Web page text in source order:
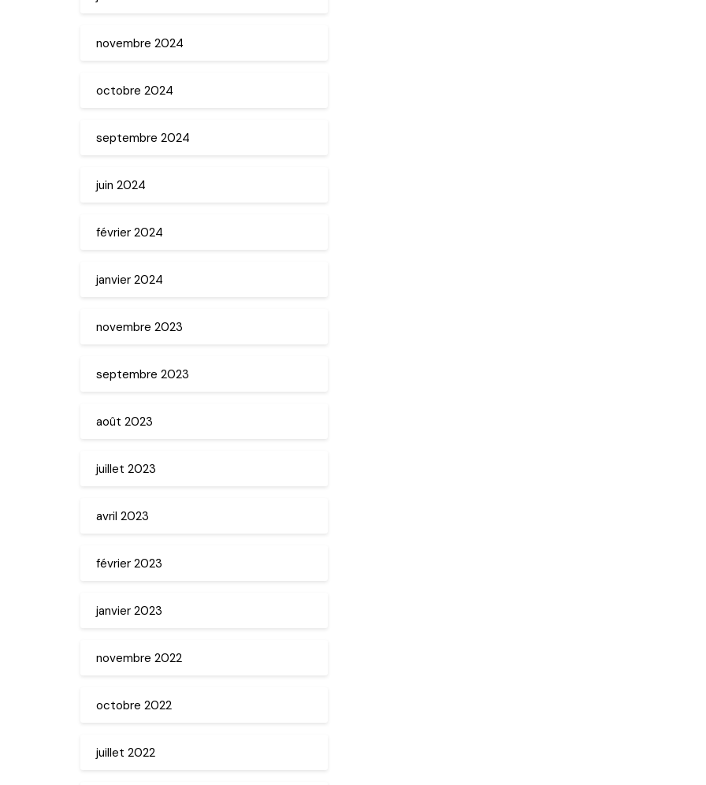
novembre 2024
octobre 2024
septembre 2024
juin 2024
février 2024
janvier 2024
novembre 2023
septembre 2023
août 2023
juillet 2023
avril 2023
février 2023
janvier 2023
novembre 2022
octobre 2022
juillet 2022